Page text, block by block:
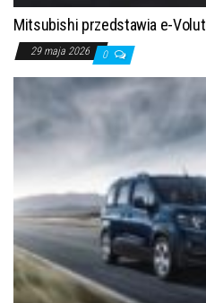
Mitsubishi przedstawia e-
29 maja 2026 0